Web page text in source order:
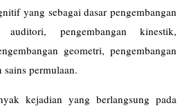
yang sebagai dasar pengembangan
auditori, pengembangan kinestik,
geometri, pengembangan
permulaan.
kejadian yang berlangsung pada